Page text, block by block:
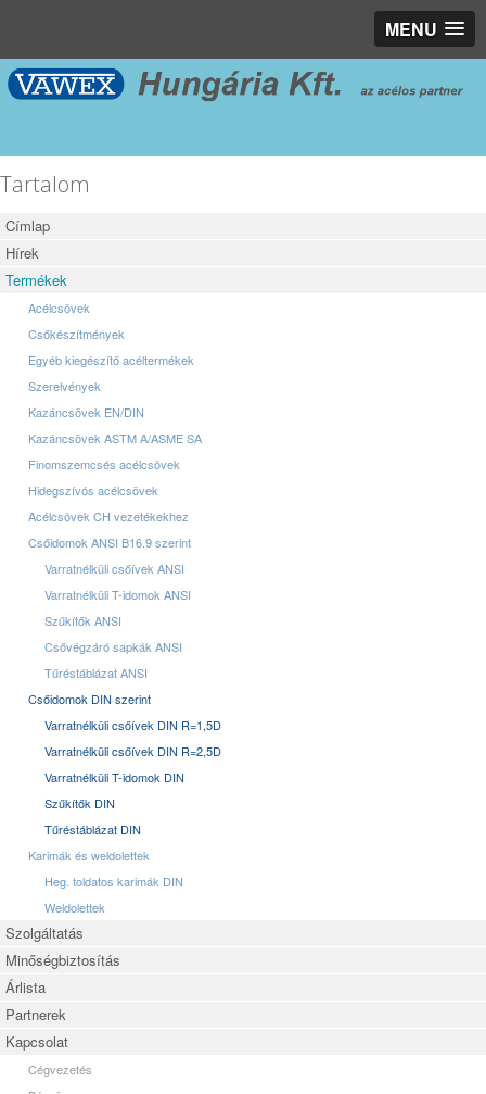
MENU
Tartalom
Címlap
Hírek
Termékek
Acélcsövek
Csőkészítmények
Egyéb kiegészítő acéltermékek
Szerelvények
Kazáncsövek EN/DIN
Kazáncsövek ASTM A/ASME SA
Finomszemcsés acélcsövek
Hidegszívós acélcsövek
Acélcsövek CH vezetékekhez
Csőidomok ANSI B16.9 szerint
Varratnélküli csőívek ANSI
Varratnélküli T-idomok ANSI
Szűkítők ANSI
Csővégzáró sapkák ANSI
Tűréstáblázat ANSI
Csőidomok DIN szerint
Varratnélküli csőívek DIN R=1,5D
Varratnélküli csőívek DIN R=2,5D
Varratnélküli T-idomok DIN
Szűkítők DIN
Tűréstáblázat DIN
Karimák és weldolettek
Heg. toldatos karimák DIN
Weldolettek
Szolgáltatás
Minőségbiztosítás
Árlista
Partnerek
Kapcsolat
Cégvezetés